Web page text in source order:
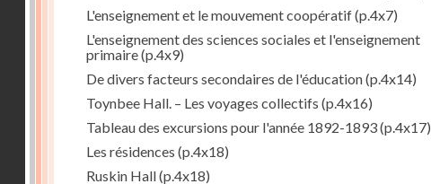
L'enseignement et le mouvement coopératif(p.4x7)
L'enseignement des sciences sociales et l'enseignement
primaire(p.4x9)
De divers facteurs secondaires de l'éducation(p.4x14)
Toynbee Hall. – Les voyages collectifs (p.4x16)
Tableau des excursions pour l'année 1892-1893(p.4x17)
Les résidences (p.4x18)
Ruskin Hall(p.4x18)